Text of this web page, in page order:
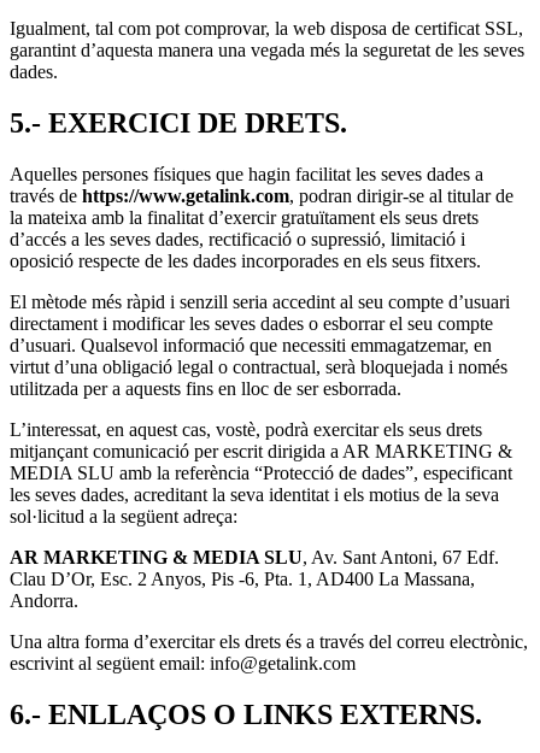
Igualment, tal com pot comprovar, la web disposa de certificat SSL,
garantint d’aquesta manera una vegada més la seguretat de les seves
dades.
5.- EXERCICI DE DRETS.
Aquelles persones físiques que hagin facilitat les seves dades a
través de https://www.getalink.com, podran dirigir-se al titular de
la mateixa amb la finalitat d’exercir gratuïtament els seus drets
d’accés a les seves dades, rectificació o supressió, limitació i
oposició respecte de les dades incorporades en els seus fitxers.
El mètode més ràpid i senzill seria accedint al seu compte d’usuari
directament i modificar les seves dades o esborrar el seu compte
d’usuari. Qualsevol informació que necessiti emmagatzemar, en
virtut d’una obligació legal o contractual, serà bloquejada i només
utilitzada per a aquests fins en lloc de ser esborrada.
L’interessat, en aquest cas, vostè, podrà exercitar els seus drets
mitjançant comunicació per escrit dirigida a AR MARKETING &
MEDIA SLU amb la referència “Protecció de dades”, especificant
les seves dades, acreditant la seva identitat i els motius de la seva
sol·licitud a la següent adreça:
AR MARKETING & MEDIA SLU, Av. Sant Antoni, 67 Edf.
Clau D’Or, Esc. 2 Anyos, Pis -6, Pta. 1, AD400 La Massana,
Andorra.
Una altra forma d’exercitar els drets és a través del correu electrònic,
escrivint al següent email: info@getalink.com
6.- ENLLAÇOS O LINKS EXTERNS.